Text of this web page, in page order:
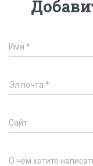
Имя *
Эл.почта *
Сайт
О чём хотите